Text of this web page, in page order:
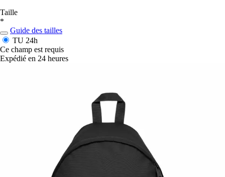
Taille
*
Guide des tailles
TU 24h
Ce champ est requis
Expédié en 24 heures